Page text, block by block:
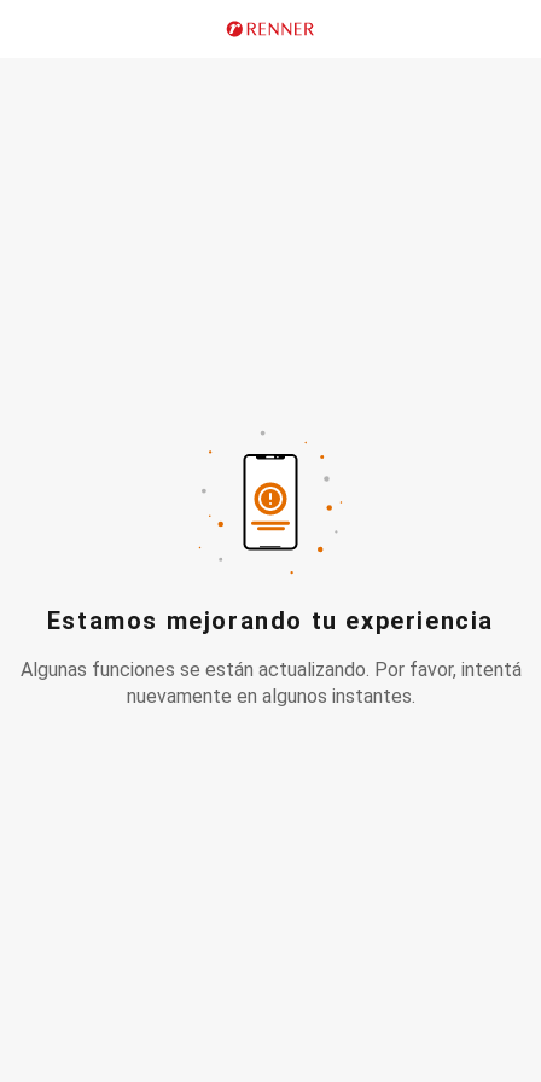
Estamos mejorando tu experiencia
Algunas funciones se están actualizando. Por favor, intentá
nuevamente en algunos instantes.